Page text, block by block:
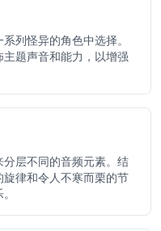
列怪异的角色中选择。
题声音和能力，以增强
层不同的音频元素。结
律和令人不寒而栗的节